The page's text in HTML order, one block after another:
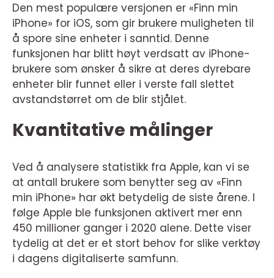
Den mest populære versjonen er «Finn min
iPhone» for iOS, som gir brukere muligheten til
å spore sine enheter i sanntid. Denne
funksjonen har blitt høyt verdsatt av iPhone-
brukere som ønsker å sikre at deres dyrebare
enheter blir funnet eller i verste fall slettet
avstandstørret om de blir stjålet.
Kvantitative målinger
Ved å analysere statistikk fra Apple, kan vi se
at antall brukere som benytter seg av «Finn
min iPhone» har økt betydelig de siste årene. I
følge Apple ble funksjonen aktivert mer enn
450 millioner ganger i 2020 alene. Dette viser
tydelig at det er et stort behov for slike verktøy
i dagens digitaliserte samfunn.